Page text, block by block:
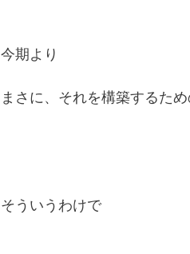
今期より
まさに、それを構築するた
そういうわけで